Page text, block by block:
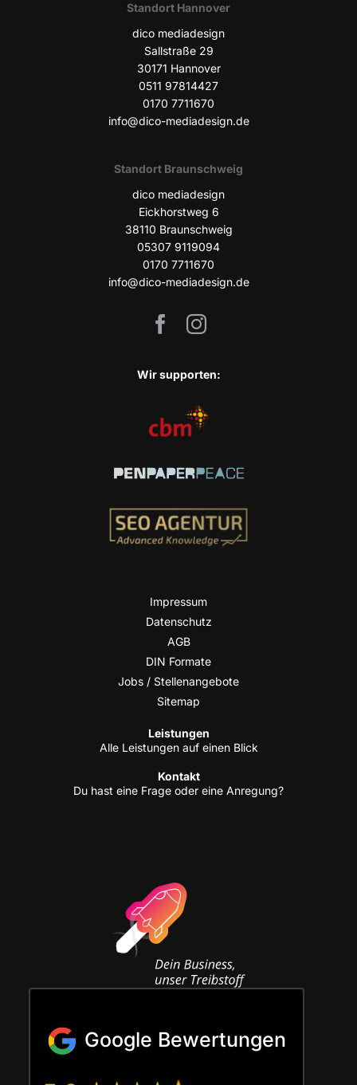
Stand­ort Hannover
dico media­de­sign
Sall­stra­ße 29
30171 Han­no­ver
0511 97814427
0170 7711670
info@dico-mediadesign.de
Stand­ort Braunschweig
dico media­de­sign
Eick­horst­weg 6
38110 Braun­schweig
05307 9119094
0170 7711670
info@dico-mediadesign.de
Wir sup­port­en:
Impres­sum
Daten­schutz
AGB
DIN For­ma­te
Jobs / Stellenangebote
Site­map
Leis­tun­gen
Alle Leis­tun­gen auf einen Blick
Kon­takt
Du hast eine Fra­ge oder eine Anregung?
Google Bewertungen